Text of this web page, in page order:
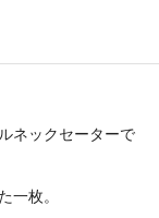
ネックセーターで
一枚。